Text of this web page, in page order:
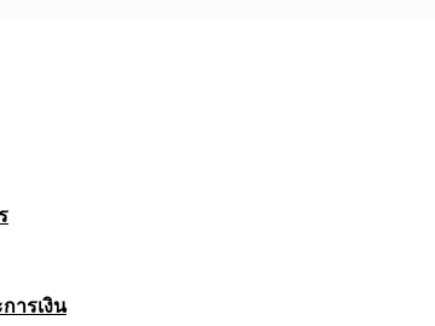
ารเงิน